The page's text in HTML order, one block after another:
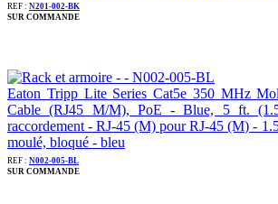
REF : N201-002-BK
SUR COMMANDE
Eaton Tripp Lite Series Cat5e 350 MHz
Cable (RJ45 M/M), PoE - Blue, 5 ft.
raccordement - RJ-45 (M) pour RJ-45 (M) -
moulé, bloqué - bleu
REF : N002-005-BL
SUR COMMANDE